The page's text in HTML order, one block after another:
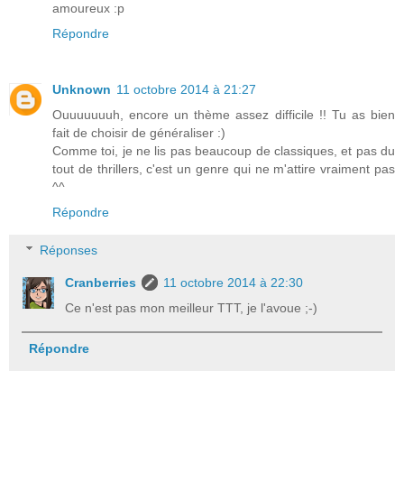
amoureux :p
Répondre
Unknown 11 octobre 2014 à 21:27
Ouuuuuuuh, encore un thème assez difficile !! Tu as bien
fait de choisir de généraliser :)
Comme toi, je ne lis pas beaucoup de classiques, et pas du
tout de thrillers, c'est un genre qui ne m'attire vraiment pas
^^
Répondre
Réponses
Cranberries
11 octobre 2014 à 22:30
Ce n'est pas mon meilleur TTT, je l'avoue ;-)
Répondre